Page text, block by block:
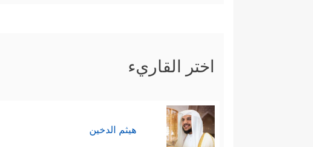
اختر القاريء
هيثم الدخين